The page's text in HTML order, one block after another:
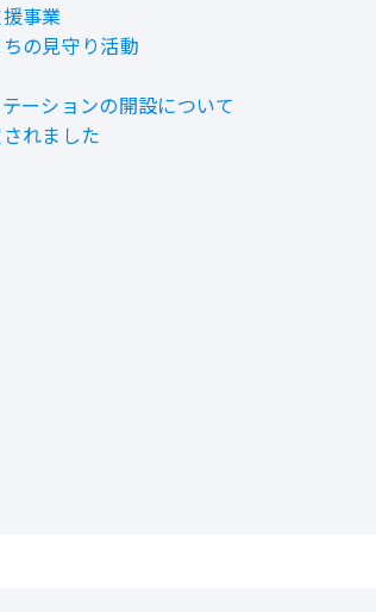
事業
の見守り活動
ーションの開設について
れました